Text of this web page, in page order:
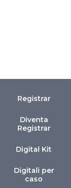
Registrar
Diventa
Registrar
Digital Kit
Digitali per
caso